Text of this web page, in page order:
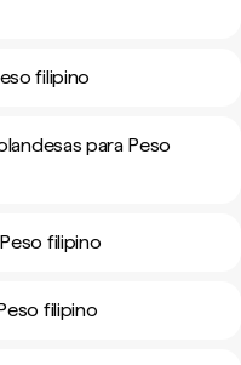
filipino
para Peso
filipino
filipino